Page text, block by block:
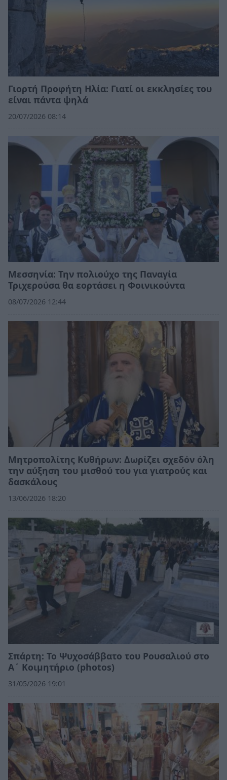
Γιορτή Προφήτη Ηλία: Γιατί οι εκκλησίες του
είναι πάντα ψηλά
20/07/2026 08:14
Μεσσηνία: Την πολιούχο της Παναγία
Τριχερούσα θα εορτάσει η Φοινικούντα
08/07/2026 12:44
Μητροπολίτης Κυθήρων: Δωρίζει σχεδόν όλη
την αύξηση του μισθού του για γιατρούς και
δασκάλους
13/06/2026 18:20
Σπάρτη: Το Ψυχοσάββατο του Ρουσαλιού στο
Α΄ Κοιμητήριο (photos)
31/05/2026 19:01